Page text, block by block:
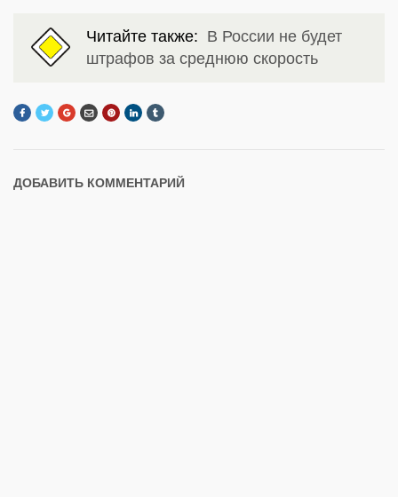
Читайте также: В России не будет
штрафов за среднюю скорость
ДОБАВИТЬ КОММЕНТАРИЙ